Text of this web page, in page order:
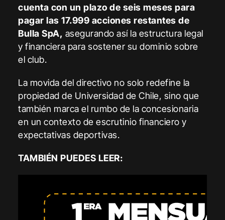
cuenta con un plazo de seis meses para
pagar las 17.999 acciones restantes de
Bulla SpA, asegurando así la estructura legal
y financiera para sostener su dominio sobre
el club.
La movida del directivo no solo redefine la
propiedad de Universidad de Chile, sino que
también marca el rumbo de la concesionaria
en un contexto de escrutinio financiero y
expectativas deportivas.
TAMBIÉN PUEDES LEER: